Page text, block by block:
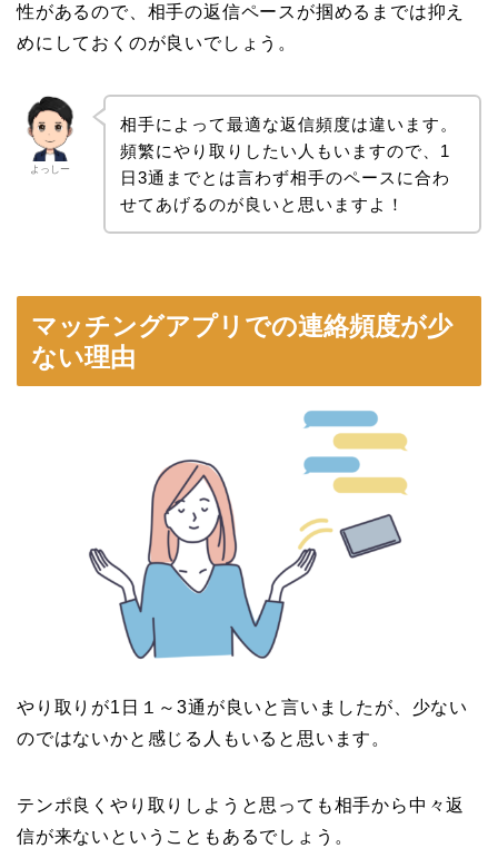
性があるので、相手の返信ペースが掴めるまでは抑え
めにしておくのが良いでしょう。
よっしー
相手によって最適な返信頻度は違います。
頻繁にやり取りしたい人もいますので、1
日3通までとは言わず相手のペースに合わ
せてあげるのが良いと思いますよ！
マッチングアプリでの連絡頻度が少
ない理由
やり取りが1日１～3通が良いと言いましたが、少ない
のではないかと感じる人もいると思います。
テンポ良くやり取りしようと思っても相手から中々返
信が来ないということもあるでしょう。